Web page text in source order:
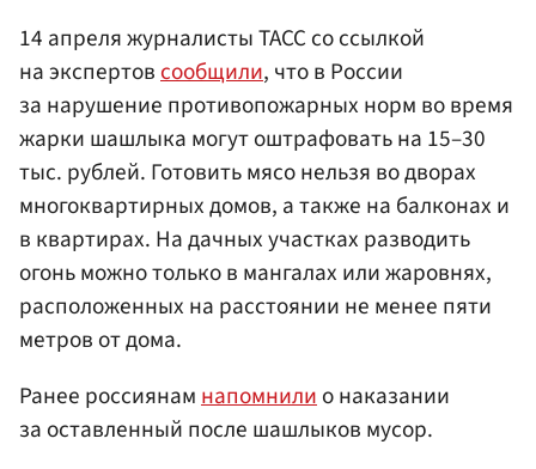
14 апреля журналисты ТАСС со ссылкой
на экспертовсообщили, что в России
за нарушение противопожарных норм во время
жарки шашлыка могут оштрафовать на 15–30
тыс. рублей. Готовить мясо нельзя во дворах
многоквартирных домов, а также на балконах и
в квартирах. На дачных участках разводить
огонь можно только в мангалах или жаровнях,
расположенных на расстоянии не менее пяти
метров от дома.
Ранее россиянамнапомнилио наказании
за оставленный после шашлыков мусор.